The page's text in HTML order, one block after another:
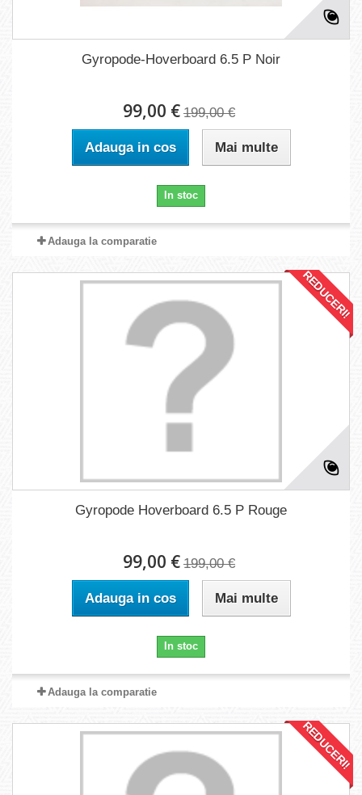
Gyropode-Hoverboard 6.5 P Noir
99,00 € 199,00 €
Adauga in cos Mai multe
In stoc
Adauga la comparatie
REDUCERI!
Gyropode Hoverboard 6.5 P Rouge
99,00 € 199,00 €
Adauga in cos Mai multe
In stoc
Adauga la comparatie
REDUCERI!